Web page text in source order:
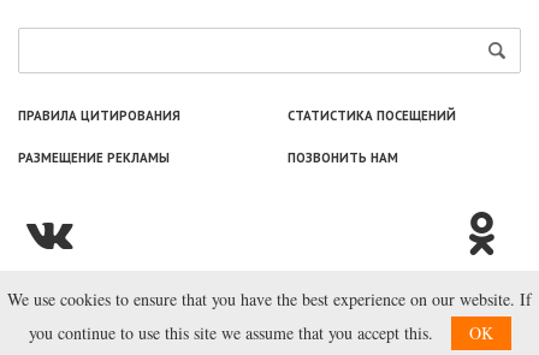
ПРАВИЛА ЦИТИРОВАНИЯ СТАТИСТИКА ПОСЕЩЕНИЙ
РАЗМЕЩЕНИЕ РЕКЛАМЫ ПОЗВОНИТЬ НАМ
© ООО «Лаборатория Новоcтей», 2003—2026.
We use cookies to ensure that you have the best experience on our website. If
you continue to use this site we assume that you accept this.
OK